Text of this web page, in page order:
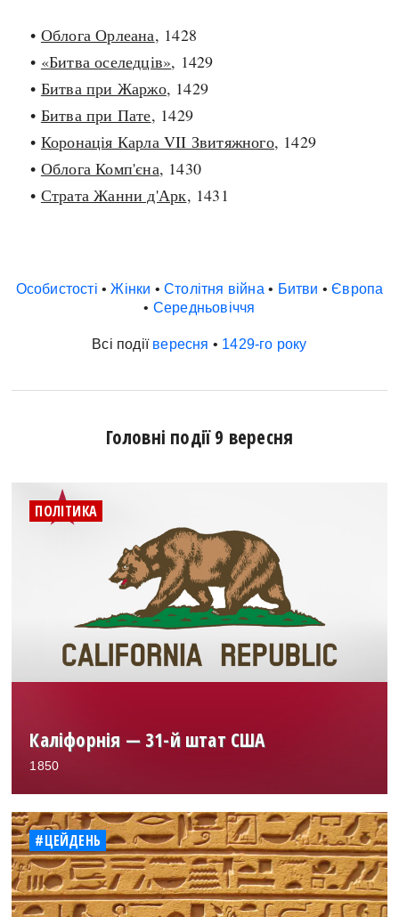
• Облога Орлеана, 1428
• «Битва оселедців», 1429
• Битва при Жаржо, 1429
• Битва при Пате, 1429
• Коронація Карла VII Звитяжного, 1429
• Облога Комп'єна, 1430
• Страта Жанни д'Арк, 1431
Особистості •Жінки •Столітня війна • Битви •Європа
• Середньовіччя
Всі події вересня • 1429-го року
Головні події 9 вересня
ПОЛІТИКА
Каліфорнія — 31-й штат США
1850
#ЦЕЙДЕНЬ